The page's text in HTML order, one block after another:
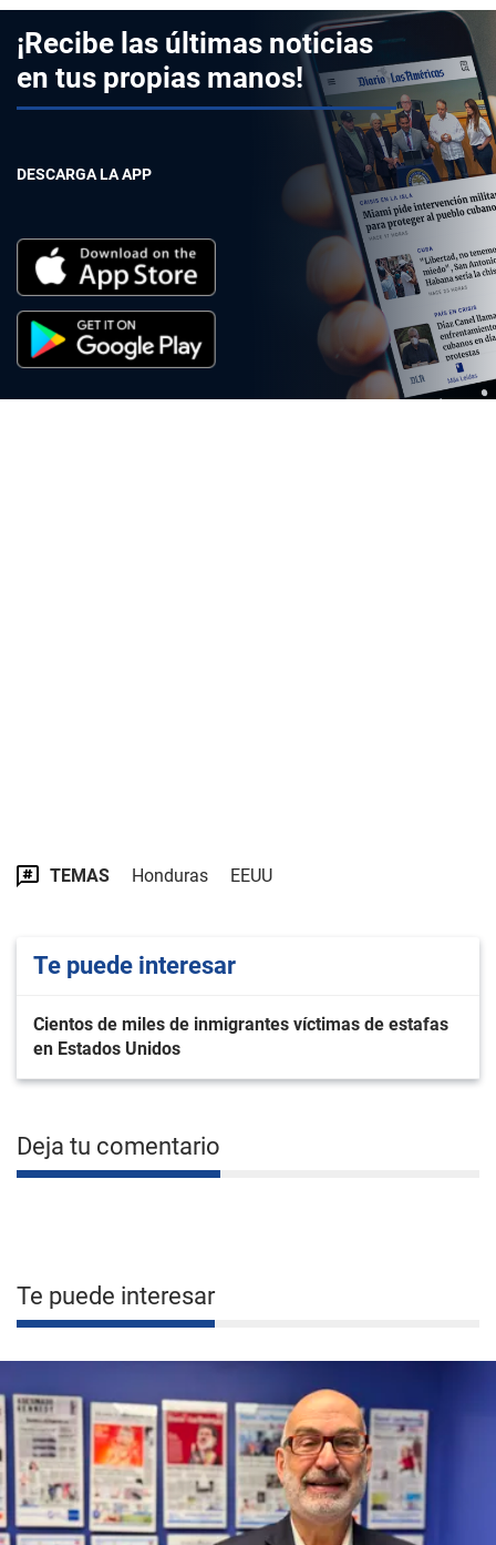
¡Recibe las últimas noticias
en tus propias manos!
DESCARGA LA APP
TEMAS Honduras EEUU
Te puede interesar
Cientos de miles de inmigrantes víctimas de estafas
en Estados Unidos
Deja tu comentario
Te puede interesar